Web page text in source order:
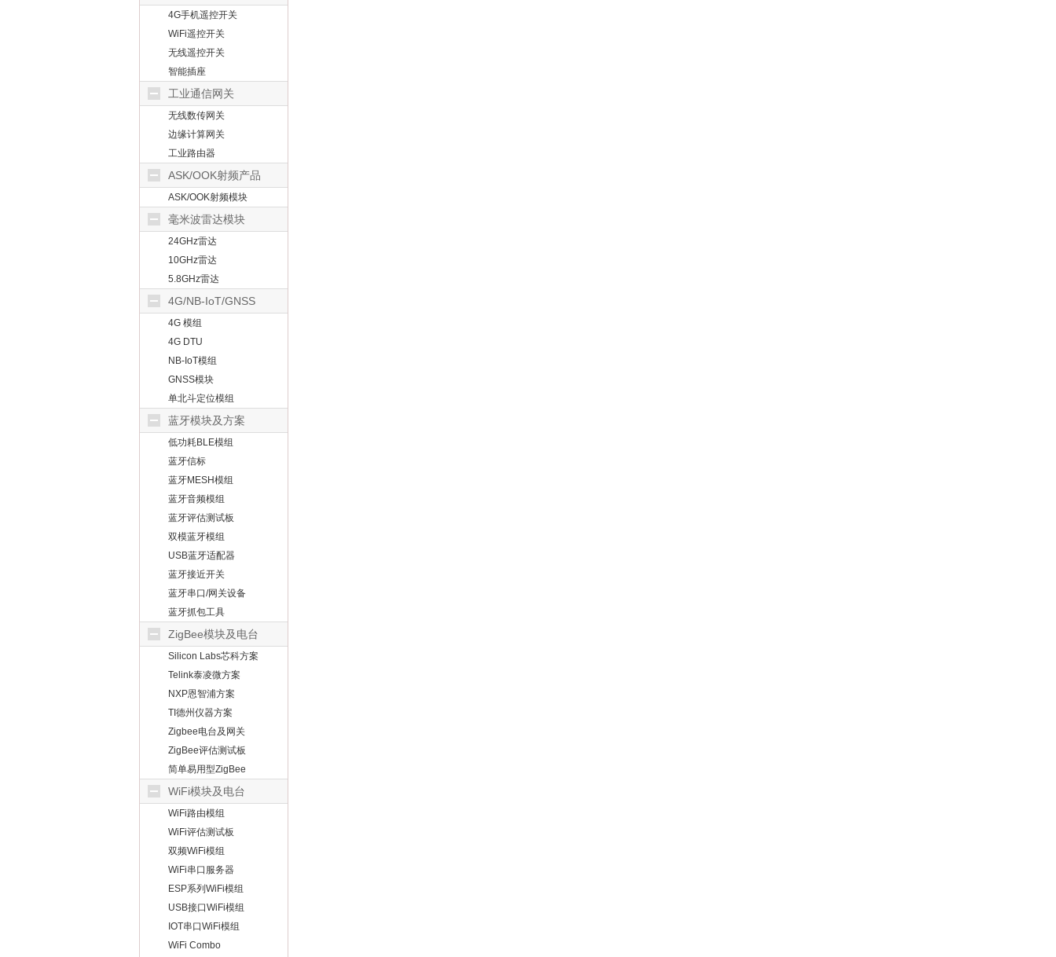
4G手机遥控开关
WiFi遥控开关
无线遥控开关
智能插座
工业通信网关
无线数传网关
边缘计算网关
工业路由器
ASK/OOK射频产品
ASK/OOK射频模块
毫米波雷达模块
24GHz雷达
10GHz雷达
5.8GHz雷达
4G/NB-IoT/GNSS
4G 模组
4G DTU
NB-IoT模组
GNSS模块
单北斗定位模组
蓝牙模块及方案
低功耗BLE模组
蓝牙信标
蓝牙MESH模组
蓝牙音频模组
蓝牙评估测试板
双模蓝牙模组
USB蓝牙适配器
蓝牙接近开关
蓝牙串口/网关设备
蓝牙抓包工具
ZigBee模块及电台
Silicon Labs芯科方案
Telink泰凌微方案
NXP恩智浦方案
TI德州仪器方案
Zigbee电台及网关
ZigBee评估测试板
简单易用型ZigBee
WiFi模块及电台
WiFi路由模组
WiFi评估测试板
双频WiFi模组
WiFi串口服务器
ESP系列WiFi模组
USB接口WiFi模组
IOT串口WiFi模组
WiFi Combo